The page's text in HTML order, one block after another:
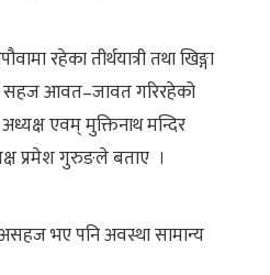
रहेका तीर्थयात्री तथा खिङ्गा
सहज आवत–जावत गरिरहेको
एवम् मुक्तिनाथ मन्दिर
प्रमेश गुरुङले बताए ।
भए पनि अवस्था सामान्य